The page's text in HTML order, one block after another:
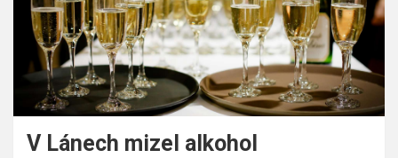
V Lánech mizel alkohol